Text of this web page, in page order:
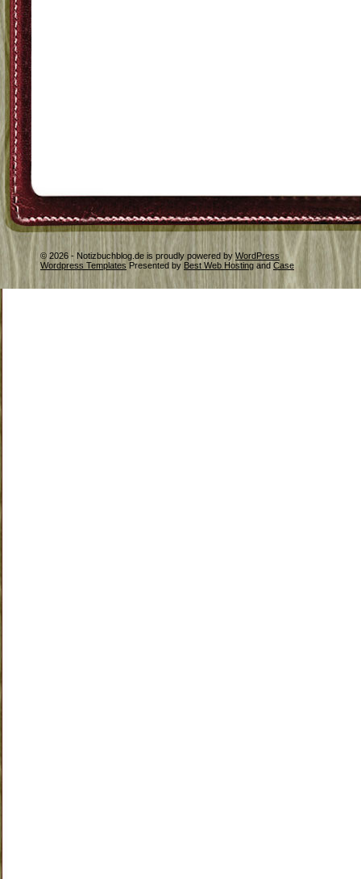
© 2026 - Notizbuchblog.de is proudly powered by WordPress
Wordpress Templates Presented by Best Web Hosting and Case